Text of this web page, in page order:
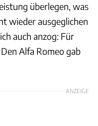
überlegen, was
wieder ausgeglichen
auch anzog: Für
Alfa Romeo gab
ANZEIGE